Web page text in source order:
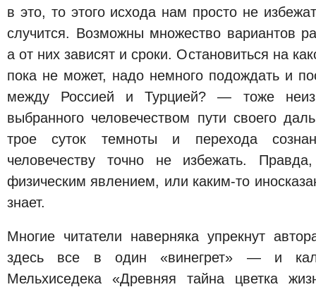
в это, то этого исхода нам просто не
случится. Возможны множество вариантов
а от них зависят и сроки. Остановиться на
пока не может, надо немного подождать и
между Россией и Турцией? — тоже
выбранного человечеством пути своего
трое суток темноты и перехода
человечеству точно не избежать.
физическим явлением, или каким-то
знает.
Многие читатели наверняка упрекнут
здесь все в один «винегрет» — и
Мельхиседека «Древняя тайна цветка